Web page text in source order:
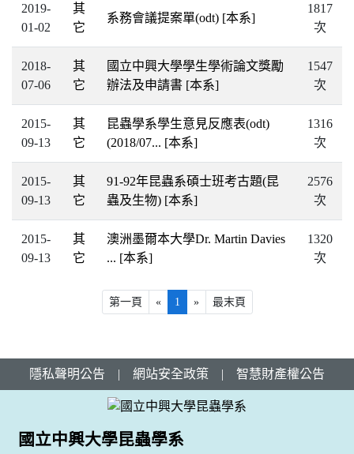
2019-
01-02
其
它
系務會議提案單(odt) [本系]
1817
次
2018-
07-06
其
它
國立中興大學學生學術論文獎勵
辦法及申請書 [本系]
1547
次
2015-
09-13
其
它
昆蟲學系學生意見反應表(odt)
(2018/07... [本系]
1316
次
2015-
09-13
其
它
91-92年昆蟲系碩士班考古題(昆
蟲及生物) [本系]
2576
次
2015-
09-13
其
它
澳洲墨爾本大學Dr. Martin Davies
... [本系]
1320
次
第一頁 « 1 » 最末頁
隱私聲明公告 | 網站安全政策 | 智慧財產權公告
國立中興大學昆蟲學系